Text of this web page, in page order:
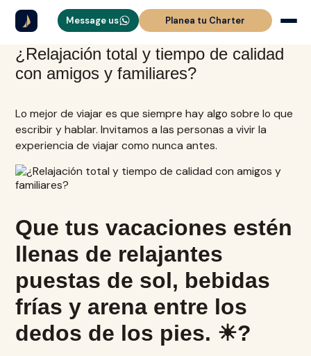
Message us Planea tu Charter
¿Relajación total y tiempo de calidad
con amigos y familiares?
Lo mejor de viajar es que siempre hay algo sobre lo que
escribir y hablar. Invitamos a las personas a vivir la
experiencia de viajar como nunca antes.
Que tus vacaciones estén
llenas de relajantes
puestas de sol, bebidas
frías y arena entre los
dedos de los pies. ☀?